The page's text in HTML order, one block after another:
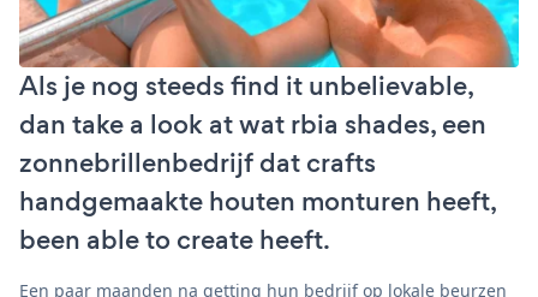
Als je nog steeds find it unbelievable,
dan take a look at wat rbia shades, een
zonnebrillenbedrijf dat crafts
handgemaakte houten monturen heeft,
been able to create heeft.
Een paar maanden na getting hun bedrijf op lokale beurzen